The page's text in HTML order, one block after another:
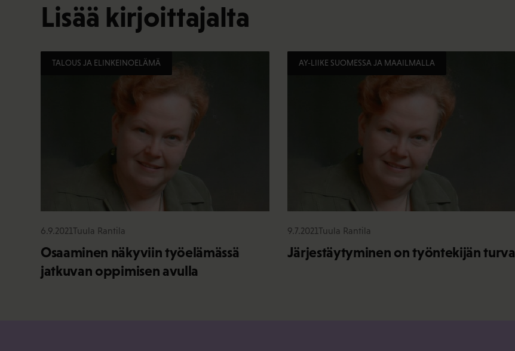
Lisää kirjoittajalta
TALOUS JA ELINKEINOELÄMÄ
6.9.2021Tuula Rantila
Osaaminen näkyviin työelämässä
jatkuvan oppimisen avulla
AY-LIIKE SUOMESSA JA MAAILMALLA
9.7.2021Tuula Rantila
Järjestäytyminen on työntekijän turva